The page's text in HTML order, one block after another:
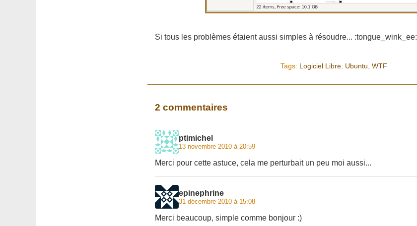
Si tous les problèmes étaient aussi simples à résoudre... :tongue_wink_ee:
Tags: Logiciel Libre, Ubuntu WTF
2 commentaires
ptimichel
13 novembre 2010 à 20:59
Merci pour cette astuce, cela me perturbait un peu moi aussi...
epinephrine
31 décembre 2010 à 15:08
Merci beaucoup, simple comme bonjour :)